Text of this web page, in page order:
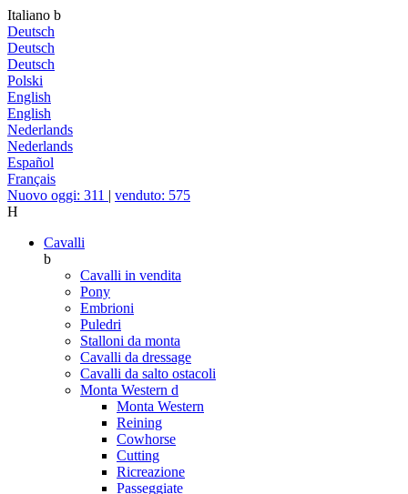
Italiano b
Deutsch
Deutsch
Deutsch
Polski
English
English
Nederlands
Nederlands
Español
Français
Nuovo oggi: 311 | venduto: 575
H
Cavalli
b
Cavalli in vendita
Pony
Embrioni
Puledri
Stalloni da monta
Cavalli da dressage
Cavalli da salto ostacoli
Monta Western d
Monta Western
Reining
Cowhorse
Cutting
Ricreazione
Passeggiate